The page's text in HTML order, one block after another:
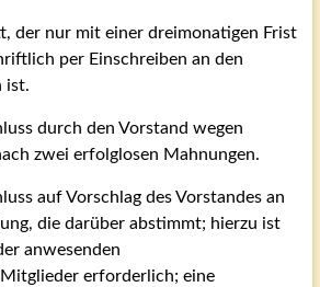
der nur mit einer dreimonatigen Frist
per Einschreiben an den
ist.
durch den Vorstand wegen
zwei erfolglosen Mahnungen.
auf Vorschlag des Vorstandes an
die darüber abstimmt; hierzu ist
der anwesenden
erforderlich; eine